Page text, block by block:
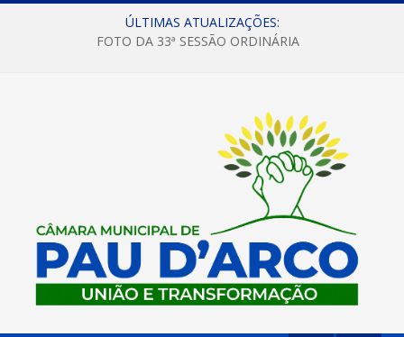
ÚLTIMAS ATUALIZAÇÕES:
FOTO DA 33ª SESSÃO ORDINÁRIA